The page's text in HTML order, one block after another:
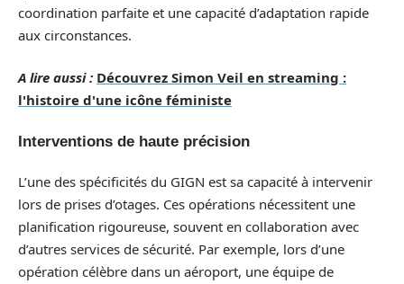
coordination parfaite et une capacité d’adaptation rapide
aux circonstances.
A lire aussi : Découvrez Simon Veil en streaming :
l'histoire d'une icône féministe
Interventions de haute précision
L’une des spécificités du GIGN est sa capacité à intervenir
lors de prises d’otages. Ces opérations nécessitent une
planification rigoureuse, souvent en collaboration avec
d’autres services de sécurité. Par exemple, lors d’une
opération célèbre dans un aéroport, une équipe de